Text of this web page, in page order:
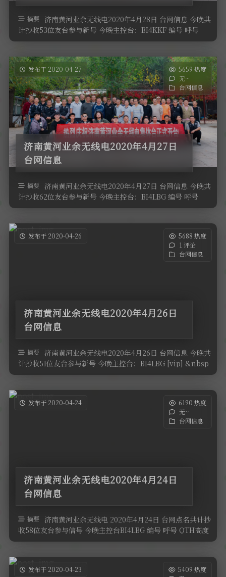
摘要 济南黄河业余无线电2020年4月28日 台网信息 今晚共
计抄收53位友台参与新号 今晚主控台：BI4KKF 编号 呼号
QTH高度 …
发布于 2020-04-27
5659 热度
无~
台网信息
济南黄河业余无线电2020年4月27日
台网信息
摘要 济南黄河业余无线电2020年4月27日 台网信息 今晚共
计抄收62位友台参与新号 今晚主控台：BI4LBG 编号 呼号
QTH高度 …
发布于 2020-04-26
5688 热度
1 评论
台网信息
济南黄河业余无线电2020年4月26日
台网信息
摘要 济南黄河业余无线电2020年4月26日 台网信息 今晚共
计抄收51位友台参与新号 今晚主控台：BI4LBG [vip] &nbsp
…
发布于 2020-04-24
6190 热度
无~
台网信息
济南黄河业余无线电2020年4月24日
台网信息
摘要 济南黄河业余无线电 2020年4月24日 台网点名共计抄
收58位友台参与信号 今晚主控台BI4LBG 编号 呼号 QTH高度
设备 …
发布于 2020-04-23
5409 热度